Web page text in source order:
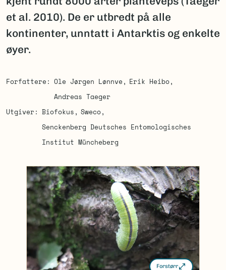
et al. 2010). De er utbredt på alle
kontinenter, unntatt i Antarktis og enkelte
øyer.
Forfattere Ole Jørgen Lønnve
Erik Heibo
Andreas Taeger
Utgiver
Biofokus
Sweco
Senckenberg Deutsches Entomologisches
Institut Müncheberg
Forstørr